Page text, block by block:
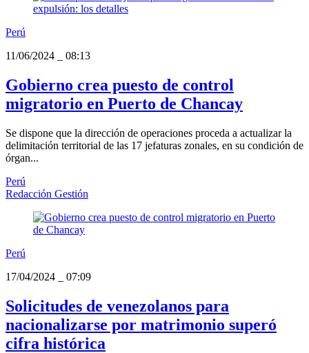
Perú
11/06/2024
08:13
Gobierno crea puesto de control
migratorio en Puerto de Chancay
Se dispone que la dirección de operaciones proceda a actualizar la
delimitación territorial de las 17 jefaturas zonales, en su condición de
órgan...
Perú
Redacción Gestión
Perú
17/04/2024
07:09
Solicitudes de venezolanos para
nacionalizarse por matrimonio superó
cifra histórica